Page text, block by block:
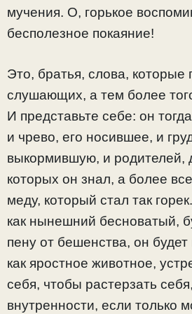
мучения. О, горькое
бесполезное покаяние!
Это, братья, слова,
слушающих, а тем более
И представьте себе: он
и чрево, его носившее, и
выкормившую, и родителей,
которых он знал, а более
меду, который стал так
как нынешний бесноватый,
пену от бешенства, он будет
как яростное животное,
себя, чтобы растерзать
внутренности, если только